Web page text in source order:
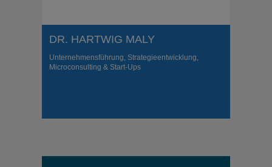
DR. HARTWIG MALY
Unternehmensführung, Strategieentwicklung,
Microconsulting & Start-Ups